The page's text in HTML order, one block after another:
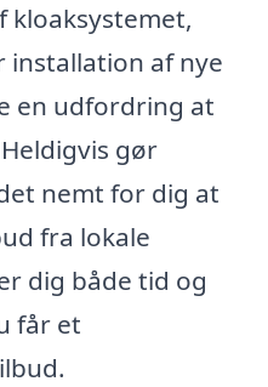
installation af nye
en udfordring at
gør
nemt for dig at
fra lokale
dig både tid og
får et